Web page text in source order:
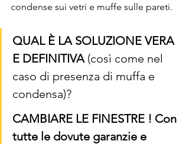
condense sui vetri e muffe sulle pareti.
QUAL È LA SOLUZIONE VERA
E DEFINITIVA (così come nel
caso di presenza di muffa e
condensa)?
CAMBIARE LE FINESTRE ! Con
tutte le dovute garanzie e